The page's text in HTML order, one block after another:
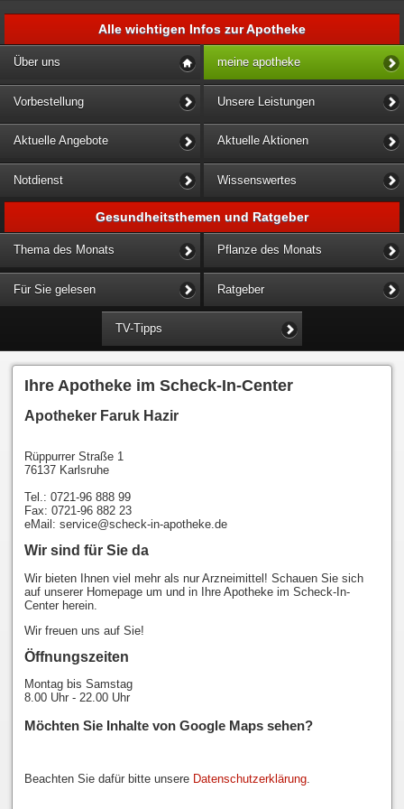
Alle wichtigen Infos zur Apotheke
Über uns meine apotheke
Vorbestellung Unsere Leistungen
Aktuelle Angebote Aktuelle Aktionen
Notdienst Wissenswertes
Gesundheitsthemen und Ratgeber
Thema des Monats Pflanze des Monats
Für Sie gelesen Ratgeber
TV-Tipps
Ihre Apotheke im Scheck-In-Center
Apotheker Faruk Hazir
Rüppurrer Straße 1
76137 Karlsruhe
Tel.: 0721-96 888 99
Fax: 0721-96 882 23
eMail: service@scheck-in-apotheke.de
Wir sind für Sie da
Wir bieten Ihnen viel mehr als nur Arzneimittel! Schauen Sie sich
auf unserer Homepage um und in Ihre Apotheke im Scheck-In-
Center herein.
Wir freuen uns auf Sie!
Öffnungszeiten
Montag bis Samstag
8.00 Uhr - 22.00 Uhr
Möchten Sie Inhalte von Google Maps sehen?
Beachten Sie dafür bitte unsere Datenschutzerklärung.